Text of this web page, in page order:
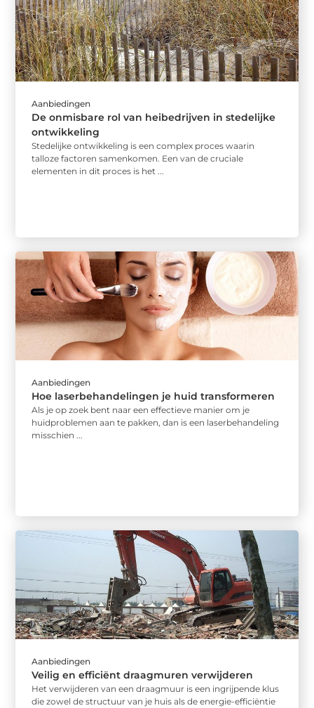
Aanbiedingen
De onmisbare rol van heibedrijven in stedelijke
ontwikkeling
Stedelijke ontwikkeling is een complex proces waarin
talloze factoren samenkomen. Een van de cruciale
elementen in dit proces is het ...
Aanbiedingen
Hoe laserbehandelingen je huid transformeren
Als je op zoek bent naar een effectieve manier om je
huidproblemen aan te pakken, dan is een laserbehandeling
misschien ...
Aanbiedingen
Veilig en efficiënt draagmuren verwijderen
Het verwijderen van een draagmuur is een ingrijpende klus
die zowel de structuur van je huis als de energie-efficiëntie